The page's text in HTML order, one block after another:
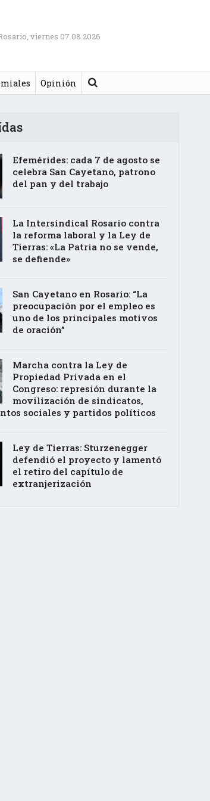
viernes 07.08.2026
Opinión Buscar
Efemérides: cada 7 de agosto se
celebra San Cayetano, patrono
del pan y del trabajo
La Intersindical Rosario contra
la reforma laboral y la Ley de
Tierras: «La Patria no se vende,
se defiende»
San Cayetano en Rosario: “La
preocupación por el empleo es
uno de los principales motivos
de oración”
Marcha contra la Ley de
Propiedad Privada en el
Congreso: represión durante la
movilización de sindicatos,
sociales y partidos políticos
Ley de Tierras: Sturzenegger
defendió el proyecto y lamentó
el retiro del capítulo de
extranjerización